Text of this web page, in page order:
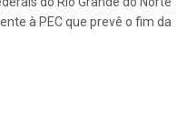
à PEC que prevê o fim da